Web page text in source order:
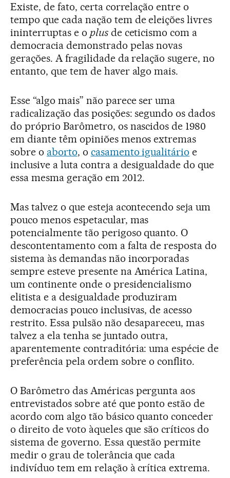
Existe, de fato, certa correlação entre o
tempo que cada nação tem de eleições livres
ininterruptas e o plusde ceticismo com a
democracia demonstrado pelas novas
gerações. A fragilidade da relação sugere, no
entanto, que tem de haver algo mais.
Esse “algo mais” não parece ser uma
radicalização das posições: segundo os dados
do próprio Barômetro, os nascidos de 1980
em diante têm opiniões menos extremas
sobre o aborto, o casamento igualitário e
inclusive a luta contra a desigualdade do que
essa mesma geração em 2012.
Mas talvez o que esteja acontecendo seja um
pouco menos espetacular, mas
potencialmente tão perigoso quanto. O
descontentamento com a falta de resposta do
sistema às demandas não incorporadas
sempre esteve presente na América Latina,
um continente onde o presidencialismo
elitista e a desigualdade produziram
democracias pouco inclusivas, de acesso
restrito. Essa pulsão não desapareceu, mas
talvez a ela tenha se juntado outra,
aparentemente contraditória: uma espécie de
preferência pela ordem sobre o conflito.
O Barômetro das Américas pergunta aos
entrevistados sobre até que ponto estão de
acordo com algo tão básico quanto conceder
o direito de voto àqueles que são críticos do
sistema de governo. Essa questão permite
medir o grau de tolerância que cada
indivíduo tem em relação à crítica extrema.